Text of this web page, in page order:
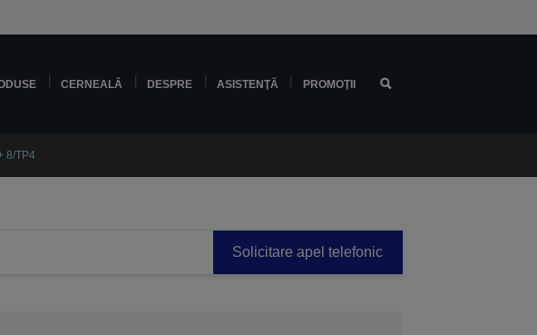
CERNEALĂ DESPRE ASISTENŢĂ PROMOŢII
8/TP4
Solicitare apel telefonic